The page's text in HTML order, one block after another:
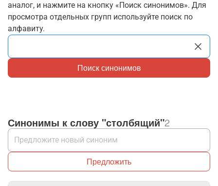
аналог, и нажмите на кнопку «Поиск синонимов». Для
просмотра отдельных групп используйте поиск по
алфавиту.
Поиск синонимов
Синонимы к слову "столбящий"2
Предложить